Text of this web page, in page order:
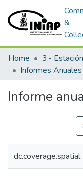
&
Home
Informes
Informe
dc.coverage.spatial